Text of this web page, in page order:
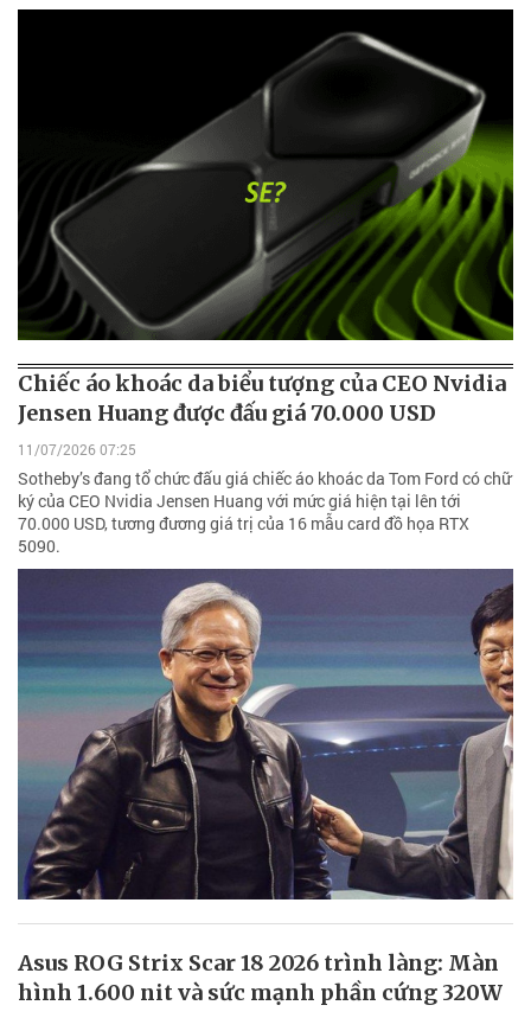
Chiếc áo khoác da biểu tượng của CEO Nvidia
Jensen Huang được đấu giá 70.000 USD
11/07/2026 07:25
Sotheby’s đang tổ chức đấu giá chiếc áo khoác da Tom Ford có chữ
ký của CEO Nvidia Jensen Huang với mức giá hiện tại lên tới
70.000 USD, tương đương giá trị của 16 mẫu card đồ họa RTX
5090.
Asus ROG Strix Scar 18 2026 trình làng: Màn
hình 1.600 nit và sức mạnh phần cứng 320W